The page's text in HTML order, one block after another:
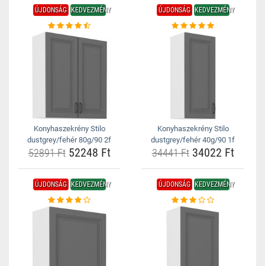
ÚJDONSÁG KEDVEZMÉNY
Konyhaszekrény Stilo
dustgrey/fehér 80g/90 2f
52891 Ft52248 Ft
ÚJDONSÁG KEDVEZMÉNY
Konyhaszekrény Stilo
dustgrey/fehér 40g/90 1f
34441 Ft34022 Ft
ÚJDONSÁG KEDVEZMÉNY ÚJDONSÁG KEDVEZMÉNY